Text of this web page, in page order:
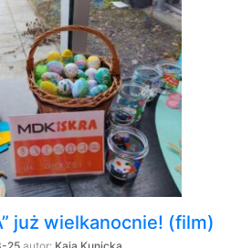
już wielkanocnie! (film)